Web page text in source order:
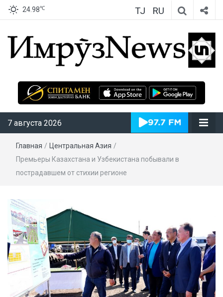
24.98℃ TJ RU
ИмрӯзNews
7 августа 2026
Главная / Центральная Азия /
Премьеры Казахстана и Узбекистана побывали в
пострадавшем от стихии регионе